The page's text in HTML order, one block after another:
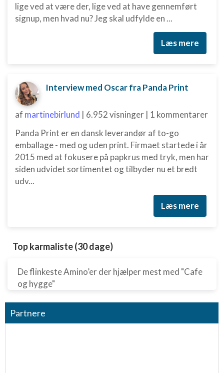
lige ved at være der, lige ved at have gennemført
signup, men hvad nu? Jeg skal udfylde en ...
Læs mere
Interview med Oscar fra Panda Print
af martinebirlund | 6.952 visninger | 1 kommentarer
Panda Print er en dansk leverandør af to-go
emballage - med og uden print. Firmaet startede i år
2015 med at fokusere på papkrus med tryk, men har
siden udvidet sortimentet og tilbyder nu et bredt
udv...
Læs mere
Top karmaliste (30 dage)
De flinkeste Amino’er der hjælper mest med "Cafe
og hygge"
Partnere
Bruge begrænsede oplysninger til at vælge
indhold
anmodede oplysninger
Ikke-IAB-behandlingsformål:
Nødvendig
Ydeevne
Funktionel
Annoncering / marketing